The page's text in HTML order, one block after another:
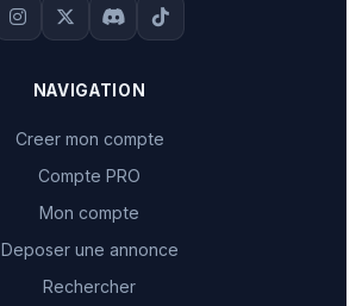
NAVIGATION
Creer mon compte
Compte PRO
Mon compte
Deposer une annonce
Rechercher